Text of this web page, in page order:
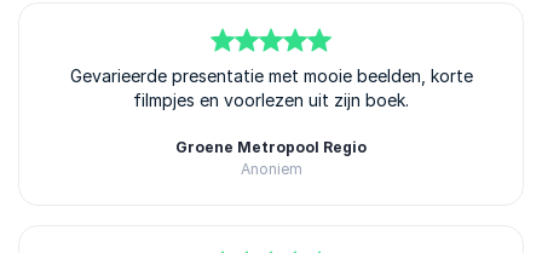
van5
Gevarieerde presentatie met mooie beelden, korte
filmpjes en voorlezen uit zijn boek.
Groene Metropool Regio
Anoniem